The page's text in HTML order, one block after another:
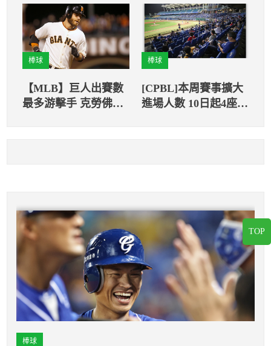
要再努力
爾防禦率僅0.79
棒球
【MLB】巨人出賽數
最多游擊手 克勞佛敲
棒球
[CPBL]本周賽事擴大
進場人數 10日起4座球
棒球
TOP